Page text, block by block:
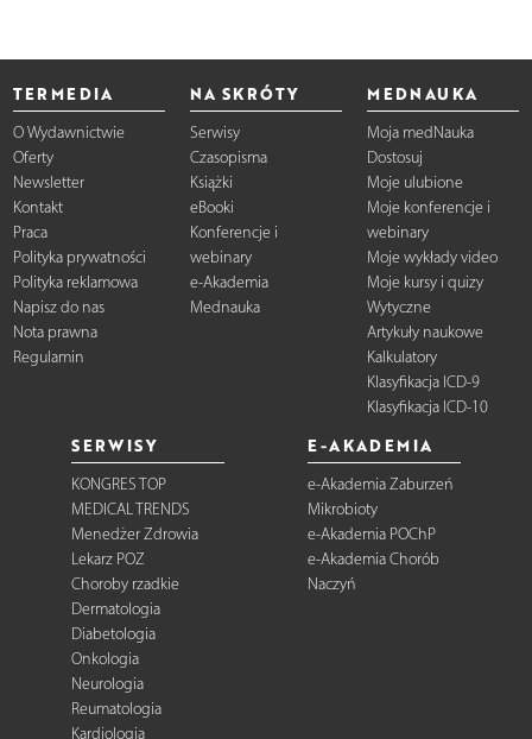
TERMEDIA
O Wydawnictwie
Oferty
Newsletter
Kontakt
Praca
Polityka prywatności
Polityka reklamowa
Napisz do nas
Nota prawna
Regulamin
NA SKRÓTY
Serwisy
Czasopisma
Książki
eBooki
Konferencje i
webinary
e-Akademia
Mednauka
MEDNAUKA
Moja medNauka
Dostosuj
Moje ulubione
Moje konferencje i
webinary
Moje wykłady video
Moje kursy i quizy
Wytyczne
Artykuły naukowe
Kalkulatory
Klasyfikacja ICD-9
Klasyfikacja ICD-10
SERWISY
KONGRES TOP
MEDICAL TRENDS
Menedżer Zdrowia
Lekarz POZ
Choroby rzadkie
Dermatologia
Diabetologia
Onkologia
Neurologia
Reumatologia
Kardiologia
E-AKADEMIA
e-Akademia Zaburzeń
Mikrobioty
e-Akademia POChP
e-Akademia Chorób
Naczyń